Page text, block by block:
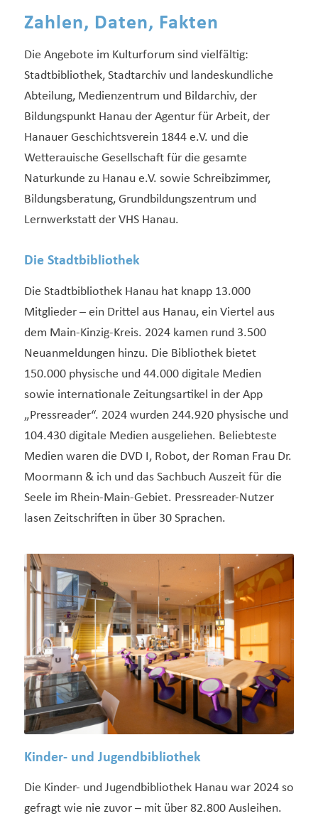
Zahlen, Daten, Fakten
Die Angebote im Kulturforum sind vielfältig:
Stadtbibliothek, Stadtarchiv und landeskundliche
Abteilung, Medienzentrum und Bildarchiv, der
Bildungspunkt Hanau der Agentur für Arbeit, der
Hanauer Geschichtsverein 1844 e.V. und die
Wetterauische Gesellschaft für die gesamte
Naturkunde zu Hanau e.V. sowie Schreibzimmer,
Bildungsberatung, Grundbildungszentrum und
Lernwerkstatt der VHS Hanau.
Die Stadtbibliothek
Die Stadtbibliothek Hanau hat knapp 13.000
Mitglieder – ein Drittel aus Hanau, ein Viertel aus
dem Main-Kinzig-Kreis. 2024 kamen rund 3.500
Neuanmeldungen hinzu. Die Bibliothek bietet
150.000 physische und 44.000 digitale Medien
sowie internationale Zeitungsartikel in der App
„Pressreader“. 2024 wurden 244.920 physische und
104.430 digitale Medien ausgeliehen. Beliebteste
Medien waren die DVD I, Robot, der Roman Frau Dr.
Moormann & ich und das Sachbuch Auszeit für die
Seele im Rhein-Main-Gebiet. Pressreader-Nutzer
lasen Zeitschriften in über 30 Sprachen.
Kinder- und Jugendbibliothek
Die Kinder- und Jugendbibliothek Hanau war 2024 so
gefragt wie nie zuvor – mit über 82.800 Ausleihen.